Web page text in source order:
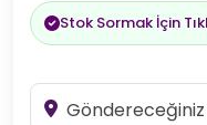
Stok Sormak İçin